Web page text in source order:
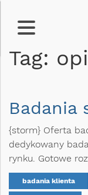
Tag:
Badania
{storm} Oferta
dedykowany
rynku. Gotowe
badania klienta